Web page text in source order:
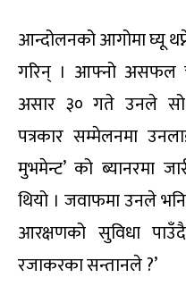
आन्दोलनको आगोमा घ्यू
गरिन् । आफ्नो असफल
असार ३० गते उनले सो
पत्रकार सम्मेलनमा
मुभमेन्ट’ को ब्यानरमा
थियो । जवाफमा उनले
आरक्षणको सुविधा
रजाकरका सन्तानले ?’